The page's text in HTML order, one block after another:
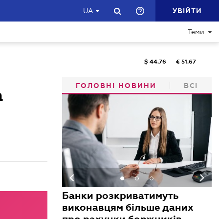
UA УВІЙТИ
Теми
$ 44.76 € 51.67
ГОЛОВНІ НОВИНИ ВСІ
Банки розкриватимуть
виконавцям більше даних